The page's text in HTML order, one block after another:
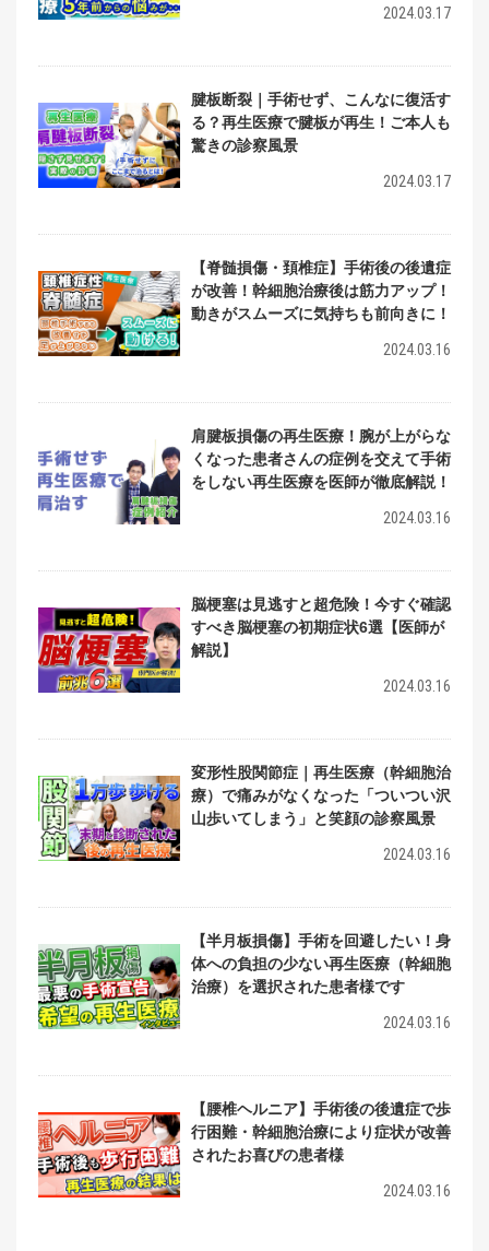
2024.03.17
腱板断裂｜手術せず、こんなに復活す
る？再生医療で腱板が再生！ご本人も
驚きの診察風景
2024.03.17
【脊髄損傷・頚椎症】手術後の後遺症
が改善！幹細胞治療後は筋力アップ！
動きがスムーズに気持ちも前向きに！
2024.03.16
肩腱板損傷の再生医療！腕が上がらな
くなった患者さんの症例を交えて手術
をしない再生医療を医師が徹底解説！
2024.03.16
脳梗塞は見逃すと超危険！今すぐ確認
すべき脳梗塞の初期症状6選【医師が
解説】
2024.03.16
変形性股関節症｜再生医療（幹細胞治
療）で痛みがなくなった「ついつい沢
山歩いてしまう」と笑顔の診察風景
2024.03.16
【半月板損傷】手術を回避したい！身
体への負担の少ない再生医療（幹細胞
治療）を選択された患者様です
2024.03.16
【腰椎ヘルニア】手術後の後遺症で歩
行困難・幹細胞治療により症状が改善
されたお喜びの患者様
2024.03.16